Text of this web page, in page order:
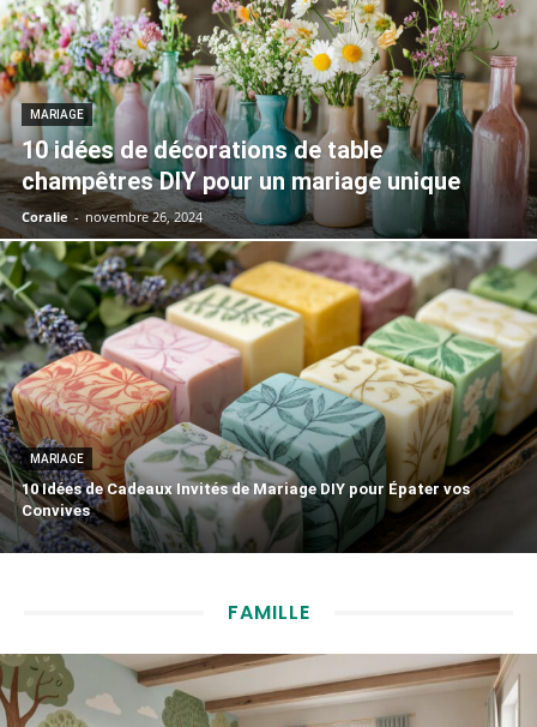
MARIAGE
10 idées de décorations de table
champêtres DIY pour un mariage unique
Coralie - novembre 26, 2024
MARIAGE
10 Idées de Cadeaux Invités de Mariage DIY pour Épater vos
Convives
FAMILLE